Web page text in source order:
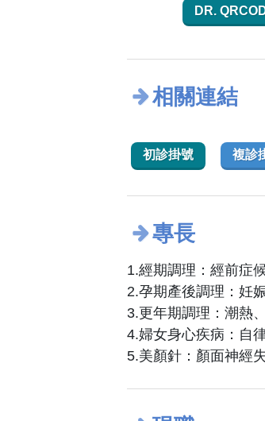
DR.
相關連結
初診掛號 複診
專長
1.經期調理：經前症
2.孕期產後調理：妊
3.更年期調理：潮熱
4.婦女身心疾病：自
5.美顏針：顏面神經